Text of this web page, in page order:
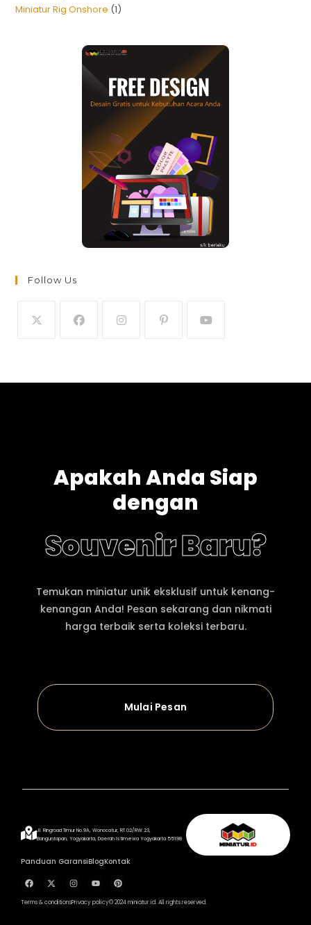
Miniatur Rig Onshore 1
Follow Us
Apakah Anda Siap
dengan
Souvenir Baru?
Temukan miniatur unik eksklusif untuk kenang-
kenangan Anda! Pesan sekarang dan nikmati
harga terbaik serta koleksi terbaru.
Mulai Pesan
Jl. Ringroad Timur No.9A, Wonocatur, RT.02/RW.23,
Banguntapan, Yogyakarta, Daerah Istimewa Yogyakarta 55198
Panduan GaransiBlogKontak
Terms & conditionsPrivacy policy© 2024 miniatur.id. All rights reserved.